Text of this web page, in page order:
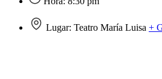
Lugar: Teatro María Luisa +